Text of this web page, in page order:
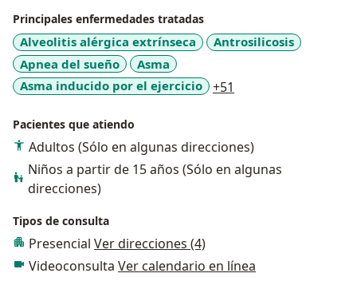
el Consejo Nacional de Neumología AC. Miembro
activo de la Sociedad Mexicana de Neumología y
Cirugía de Tórax (SMNyCT).
Principales enfermedades tratadas
Alveolitis alérgica extrínseca
Antrosilicosis
Apnea del sueño
Asma
Asma inducido por el ejercicio
+51
Pacientes que atiendo
Adultos (Sólo en algunas direcciones)
Niños a partir de 15 años (Sólo en algunas
direcciones)
Tipos de consulta
Presencial Ver direcciones (4)
Videoconsulta Ver calendario en línea